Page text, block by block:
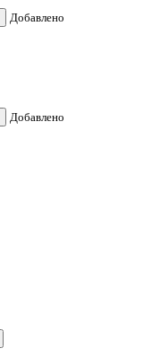
Добавлено
Добавлено